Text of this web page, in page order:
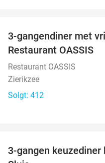
3-gangendiner met
Restaurant OASSIS
Restaurant OASSIS
Zierikzee
Solgt: 412
3-gangen